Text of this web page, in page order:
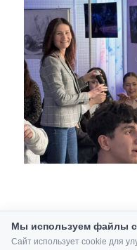
Мы используем файлы
Сайт использует cookie для